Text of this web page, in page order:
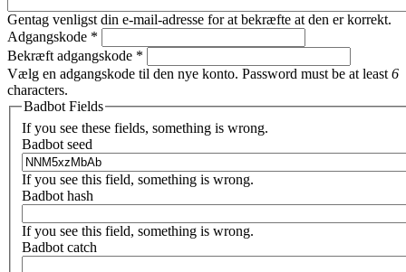
Gentag venligst din e-mail-adresse for at bekræfte at den er korrekt.
Adgangskode *
Bekræft adgangskode *
Vælg en adgangskode til den nye konto. Password must be at least 6
characters.
Badbot Fields
If you see these fields, something is wrong.
Badbot seed
If you see this field, something is wrong.
Badbot hash
If you see this field, something is wrong.
Badbot catch